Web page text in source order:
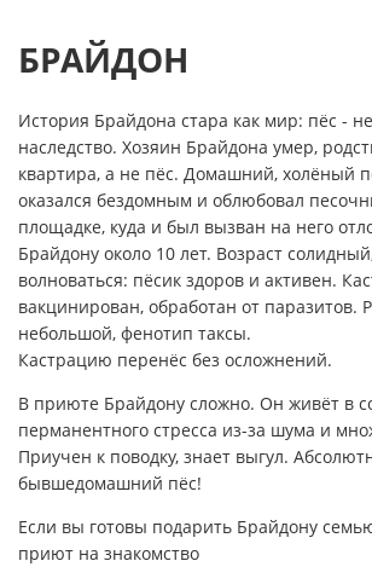
БРАЙДОН
История Брайдона стара как мир: пёс -
наследство. Хозяин Брайдона умер,
квартира, а не пёс. Домашний, холёный
оказался бездомным и облюбовал
площадке, куда и был вызван на него
Брайдону около 10 лет. Возраст
волноваться: пёсик здоров и активен.
вакцинирован, обработан от паразитов.
небольшой, фенотип таксы.
Кастрацию перенёс без осложнений.
В приюте Брайдону сложно. Он живёт в
перманентного стресса из-за шума и
Приучен к поводку, знает выгул.
бывшедомашний пёс!
Если вы готовы подарить Брайдону
приют на знакомство